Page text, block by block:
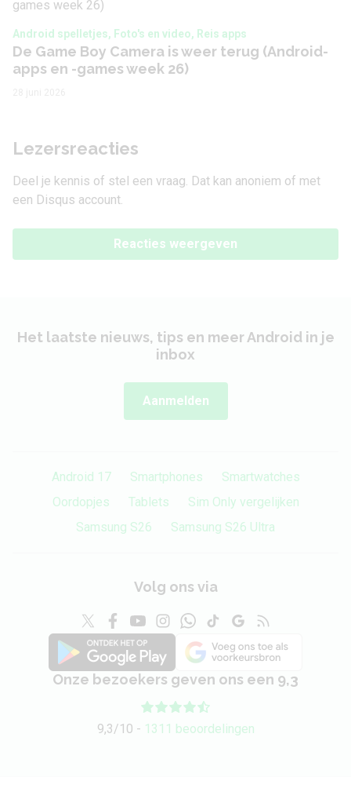
Android spelletjes, Foto's en video, Reis apps
De Game Boy Camera is weer terug (Android-
apps en -games week 26)
Lezersreacties
Deel je kennis of stel een vraag. Dat kan anoniem of met
een Disqus account.
Reacties weergeven
Het laatste nieuws, tips en meer Android in je
inbox
Aanmelden
Android 17 Smartphones
Smartwatches
Oordopjes
Tablets
Sim Only vergelijken
Samsung S26
Samsung S26 Ultra
Volg ons via
Onze bezoekers geven ons een 9,3
9,3/10 - 1311 beoordelingen